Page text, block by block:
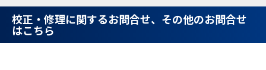
校正・修理に関するお問合せ、その他のお問合せ
はこちら